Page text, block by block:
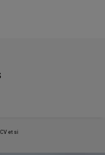
et si